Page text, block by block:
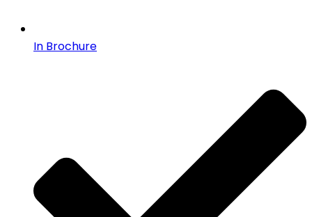
In Brochure